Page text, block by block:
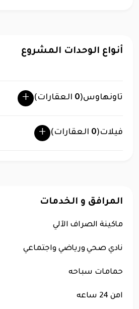
أنواع الوحدات المشروع
تاونهاوس(
0
فيلات(
0
المرافق و الخدمات
ماكينة الصراف الآلي
نادي صحي ورياضي واجتماعي
حمامات سباحه
امن 24 ساعه